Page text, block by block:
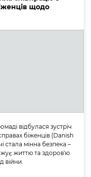
щодо
відбулася зустріч
біженців (Danish
стала мінна безпека –
життю та здоров'ю
війни.